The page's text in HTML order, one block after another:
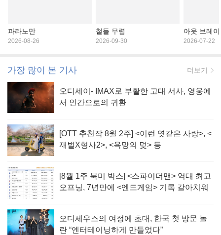
파라노만
2026-08-26
철들 무렵
2026-09-30
아웃 브레
2026-07-22
가장 많이 본 기사 더보기
오디세이- IMAX로 부활한 고대 서사, 영웅에
서 인간으로의 귀환
[OTT 추천작 8월 2주] <이런 엿같은 사랑>, <
재벌X형사2>, <욕망의 덫> 등
[8월 1주 북미 박스] <스파이더맨> 역대 최고
오프닝, 7년만에 <엔드게임> 기록 갈아치워
오디세우스의 여정에 초대, 한국 첫 방문 놀
란 “엔터테이닝하게 만들었다”